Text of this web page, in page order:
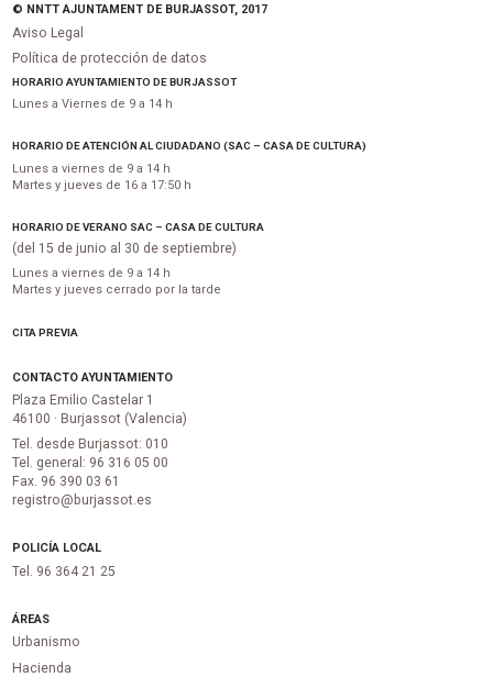
© NNTT AJUNTAMENT DE BURJASSOT, 2017
Aviso Legal
Política de protección de datos
HORARIO AYUNTAMIENTO DE BURJASSOT
Lunes a Viernes de 9 a 14 h
HORARIO DE ATENCIÓN AL CIUDADANO (SAC – CASA DE CULTURA)
Lunes a viernes de 9 a 14 h
Martes y jueves de 16 a 17:50 h
HORARIO DE VERANO SAC – CASA DE CULTURA
(del 15 de junio al 30 de septiembre)
Lunes a viernes de 9 a 14 h
Martes y jueves cerrado por la tarde
CITA PREVIA
CONTACTO AYUNTAMIENTO
Plaza Emilio Castelar 1
46100 · Burjassot (Valencia)
Tel. desde Burjassot: 010
Tel. general: 96 316 05 00
Fax. 96 390 03 61
registro@burjassot.es
POLICÍA LOCAL
Tel. 96 364 21 25
ÁREAS
Urbanismo
Hacienda